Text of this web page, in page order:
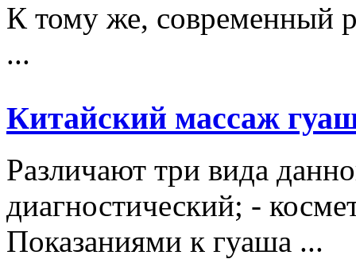
К тому же, современный
...
Китайский массаж
Различают три вида
диагностический; -
Показаниями к гуаша ...